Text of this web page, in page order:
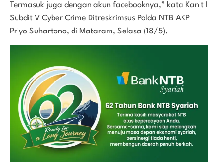
Termasuk juga dengan akun facebooknya,” kata Kanit I
Subdit V Cyber Crime Ditreskrimsus Polda NTB AKP
Priyo Suhartono, di Mataram, Selasa (18/5).